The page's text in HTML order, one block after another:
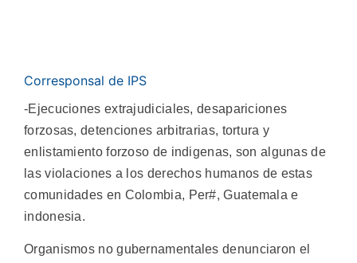
Corresponsal de IPS
-Ejecuciones extrajudiciales, desapariciones
forzosas, detenciones arbitrarias, tortura y
enlistamiento forzoso de indigenas, son algunas de
las violaciones a los derechos humanos de estas
comunidades en Colombia, Per#, Guatemala e
indonesia.
Organismos no gubernamentales denunciaron el